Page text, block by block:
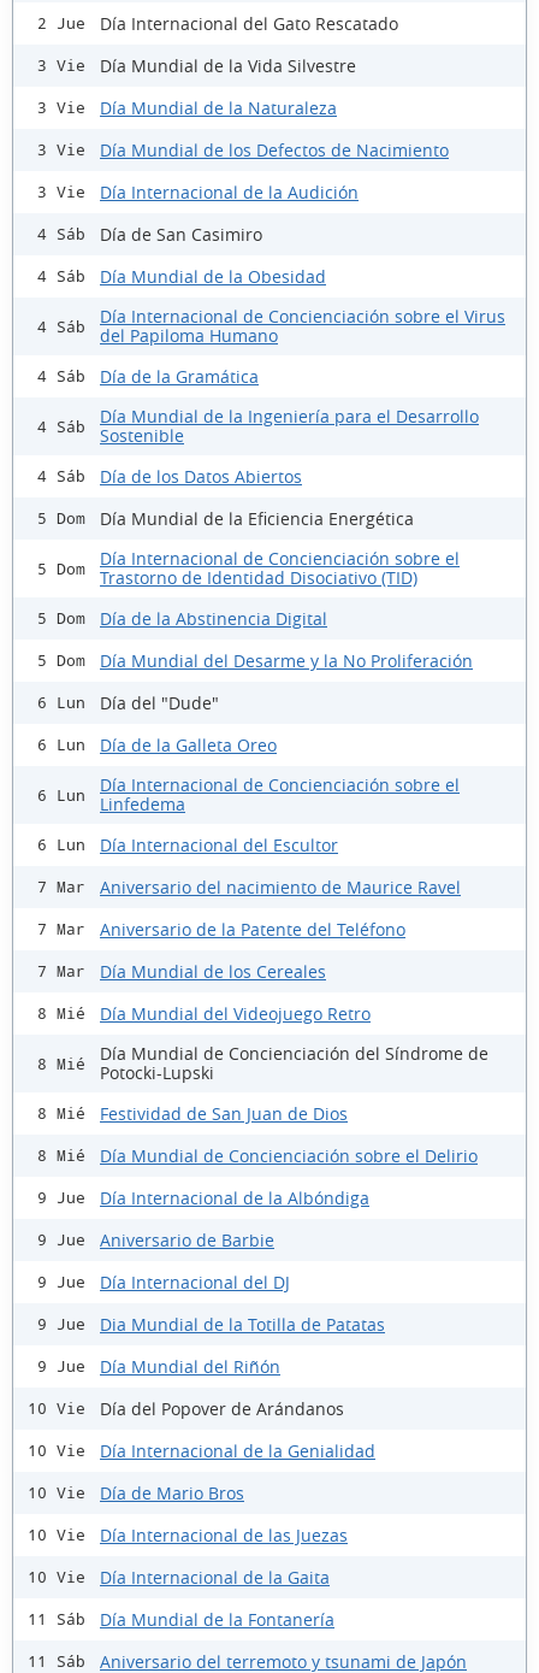
2 Jue Día Internacional del Gato Rescatado
3 Vie Día Mundial de la Vida Silvestre
3 Vie Día Mundial de la Naturaleza
3 Vie Día Mundial de los Defectos de Nacimiento
3 Vie Día Internacional de la Audición
4 Sáb Día de San Casimiro
4 Sáb Día Mundial de la Obesidad
4 Sáb
Día Internacional de Concienciación sobre el Virus
del Papiloma Humano
4 Sáb Día de la Gramática
4 Sáb
Día Mundial de la Ingeniería para el Desarrollo
Sostenible
4 Sáb Día de los Datos Abiertos
5 Dom Día Mundial de la Eficiencia Energética
5 Dom
Día Internacional de Concienciación sobre el
Trastorno de Identidad Disociativo (TID)
5 Dom Día de la Abstinencia Digital
5 Dom Día Mundial del Desarme y la No Proliferación
6 Lun Día del "Dude"
6 Lun Día de la Galleta Oreo
6 Lun
Día Internacional de Concienciación sobre el
Linfedema
6 Lun Día Internacional del Escultor
7 Mar Aniversario del nacimiento de Maurice Ravel
7 Mar Aniversario de la Patente del Teléfono
7 Mar Día Mundial de los Cereales
8 Mié Día Mundial del Videojuego Retro
8 Mié
Día Mundial de Concienciación del Síndrome de
Potocki-Lupski
8 Mié Festividad de San Juan de Dios
8 Mié Día Mundial de Concienciación sobre el Delirio
9 Jue Día Internacional de la Albóndiga
9 Jue Aniversario de Barbie
9 Jue Día Internacional del DJ
9 Jue Dia Mundial de la Totilla de Patatas
9 Jue Día Mundial del Riñón
10 Vie Día del Popover de Arándanos
10 Vie Día Internacional de la Genialidad
10 Vie Día de Mario Bros
10 Vie Día Internacional de las Juezas
10 Vie Día Internacional de la Gaita
11 Sáb Día Mundial de la Fontanería
11 Sáb Aniversario del terremoto y tsunami de Japón